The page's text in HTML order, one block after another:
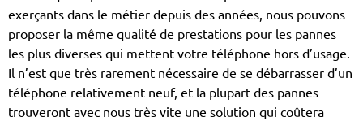
exerçants dans le métier depuis des années, nous pouvons
proposer la même qualité de prestations pour les pannes
les plus diverses qui mettent votre téléphone hors d’usage.
Il n’est que très rarement nécessaire de se débarrasser d’un
téléphone relativement neuf, et la plupart des pannes
trouveront avec nous très vite une solution qui coûtera